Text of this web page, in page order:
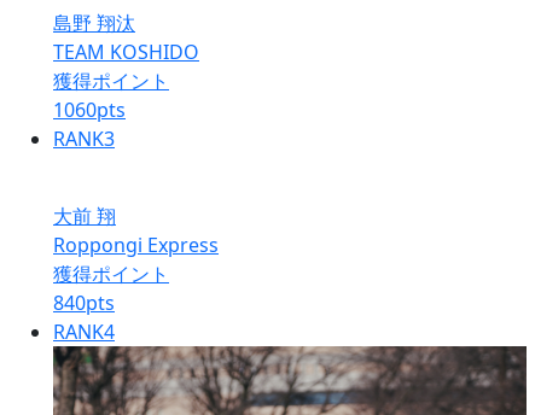
島野 翔汰
TEAM KOSHIDO
獲得ポイント
1060pts
RANK3
大前 翔
Roppongi Express
獲得ポイント
840pts
RANK4